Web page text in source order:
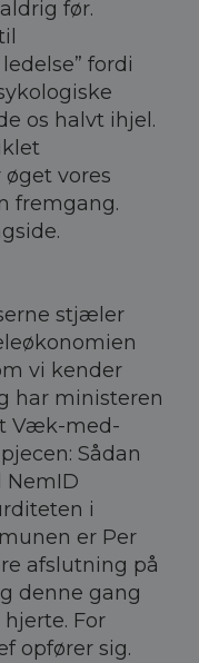
før.
fordi
os halvt ihjel.
øget vores
fremgang.
stjæler
vi kender
har ministeren
Væk-med-
Sådan
i
er Per
afslutning på
denne gang
For
opfører sig.